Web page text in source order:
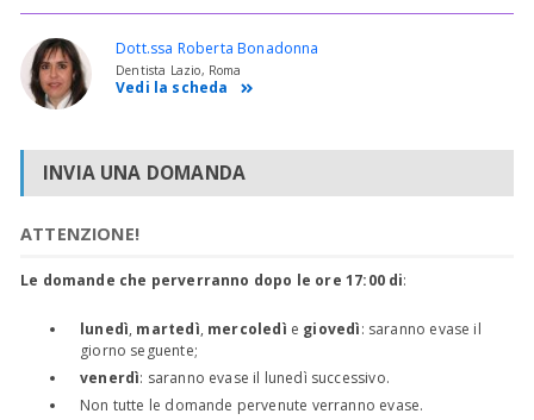
Dott.ssa Roberta Bonadonna
Dentista Lazio, Roma
Vedi la scheda
INVIA UNA DOMANDA
ATTENZIONE!
Le domande che perverranno dopo le ore 17:00 di:
lunedì, martedì, mercoledì e giovedì: saranno evase il
giorno seguente;
venerdì: saranno evase il lunedì successivo.
Non tutte le domande pervenute verranno evase.